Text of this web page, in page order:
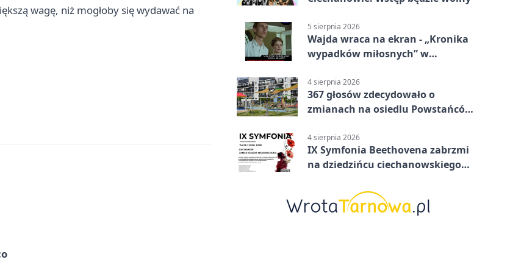
wagę, niż mogłoby się wydawać na
5 sierpnia 2026
Wajda wraca na ekran - „Kronika
wypadków miłosnych” w
4 sierpnia 2026
367 głosów zdecydowało o
zmianach na osiedlu Powstańców
4 sierpnia 2026
IX Symfonia Beethovena zabrzmi
na dziedzińcu ciechanowskiego